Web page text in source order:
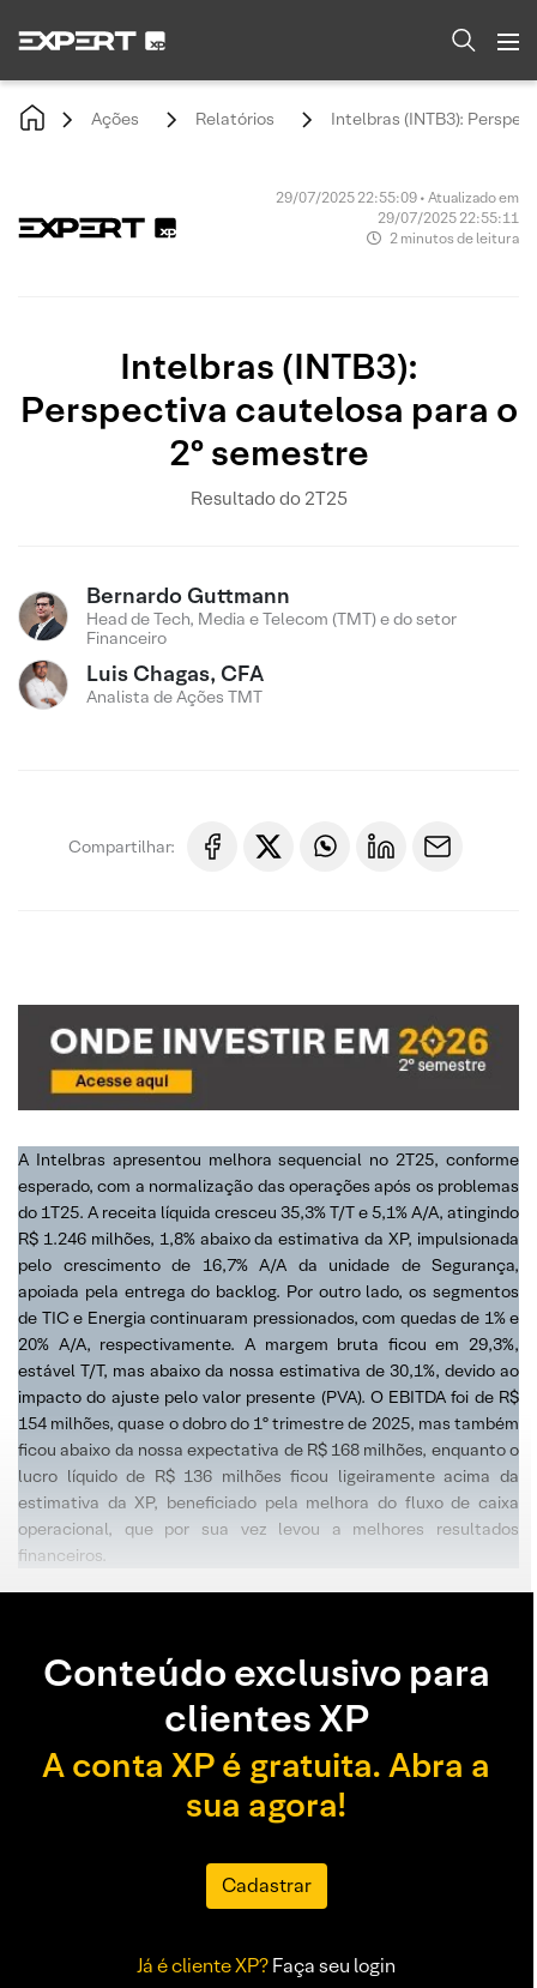
Ações Relatórios Intelbras (INTB3):
29/07/2025 22:55:09 • Atualizado em
29/07/2025 22:55:11
2 minutos de leitura
Intelbras (INTB3):
Perspectiva cautelosa para o
2º semestre
Resultado do 2T25
Bernardo Guttmann
Head de Tech, Media e Telecom (TMT) e do setor
Financeiro
Luis Chagas, CFA
Analista de Ações TMT
Compartilhar:
A Intelbras apresentou melhora sequencial no 2T25, conforme
esperado, com a normalização das operações após os problemas
do 1T25. A receita líquida cresceu 35,3% T/T e 5,1% A/A, atingindo
R$ 1.246 milhões, 1,8% abaixo da estimativa da XP, impulsionada
pelo crescimento de 16,7% A/A da unidade de Segurança,
apoiada pela entrega do backlog. Por outro lado, os segmentos
de TIC e Energia continuaram pressionados, com quedas de 1% e
20% A/A, respectivamente. A margem bruta ficou em 29,3%,
estável T/T, mas abaixo da nossa estimativa de 30,1%, devido ao
impacto do ajuste pelo valor presente (PVA). O EBITDA foi de R$
154 milhões, quase o dobro do 1º trimestre de 2025, mas também
ficou abaixo da nossa expectativa de R$ 168 milhões, enquanto o
lucro líquido de R$ 136 milhões ficou ligeiramente acima da
estimativa da XP, beneficiado pela melhora do fluxo de caixa
operacional, que por sua vez levou a melhores resultados
financeiros.
Conteúdo exclusivo para
clientes XP
A conta XP é gratuita. Abra a
sua agora!
Cadastrar
Já é cliente XP?Faça seu login